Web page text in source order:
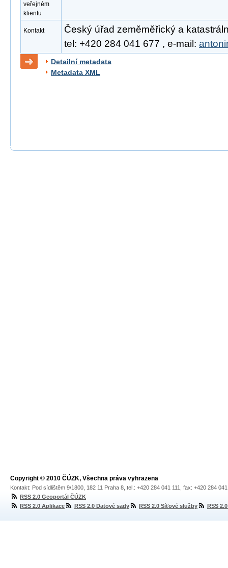
veřejném
klientu
Kontakt
Český úřad zeměměřický a
tel: +420 284 041 677 , e-mail:
Detailní metadata
Metadata XML
Copyright © 2010 ČÚZK, Všechna práva vyhrazena
Kontakt: Pod sídlištěm 9/1800, 182 11 Praha 8, tel.: +420 284 041 111, fax: +420 284
RSS 2.0 Geoportál ČÚZK
RSS 2.0 Aplikace
RSS 2.0 Datové sady RSS 2.0 Síťové služby RSS